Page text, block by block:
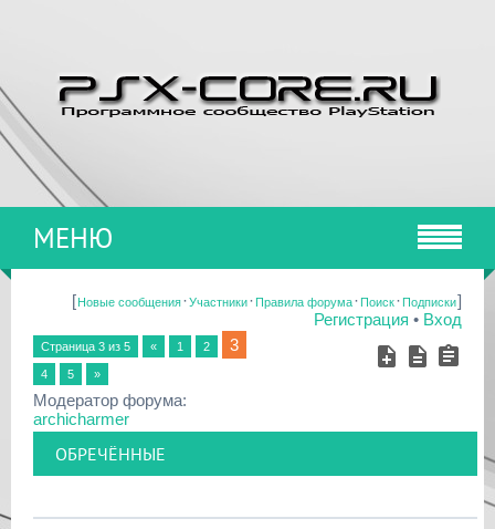
МЕНЮ
[Новые сообщения·Участники·Правила форума·Поиск·Подписки]
Регистрация • Вход
Страница 3 из 5 « 1 2 3
4 5 »
Модератор форума:
archicharmer
ОБРЕЧЁННЫЕ